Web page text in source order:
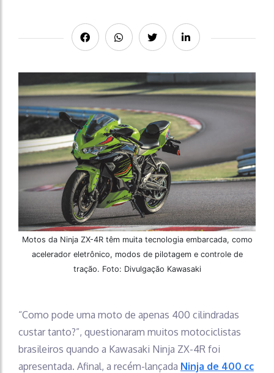
Motos da Ninja ZX-4R têm muita tecnologia embarcada, como
acelerador eletrônico, modos de pilotagem e controle de
tração. Foto: Divulgação Kawasaki
“Como pode uma moto de apenas 400 cilindradas
custar tanto?”, questionaram muitos motociclistas
brasileiros quando a Kawasaki Ninja ZX-4R foi
apresentada. Afinal, a recém-lançada Ninja de 400 cc